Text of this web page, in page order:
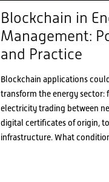
Blockchain in
Management:
and Practice
Blockchain applications
transform the energy sector:
electricity trading between
digital certificates of origin,
infrastructure. What